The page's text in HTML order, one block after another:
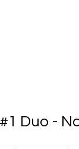
#1 Duo -